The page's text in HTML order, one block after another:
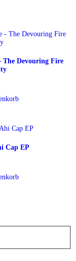
The Devouring Fire
Cap EP